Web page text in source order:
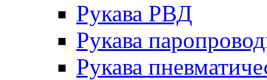
Рукава РВД
Рукава
Рукава